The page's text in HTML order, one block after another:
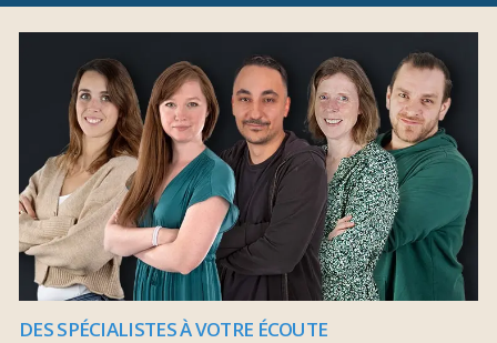
DES SPÉCIALISTES À VOTRE ÉCOUTE